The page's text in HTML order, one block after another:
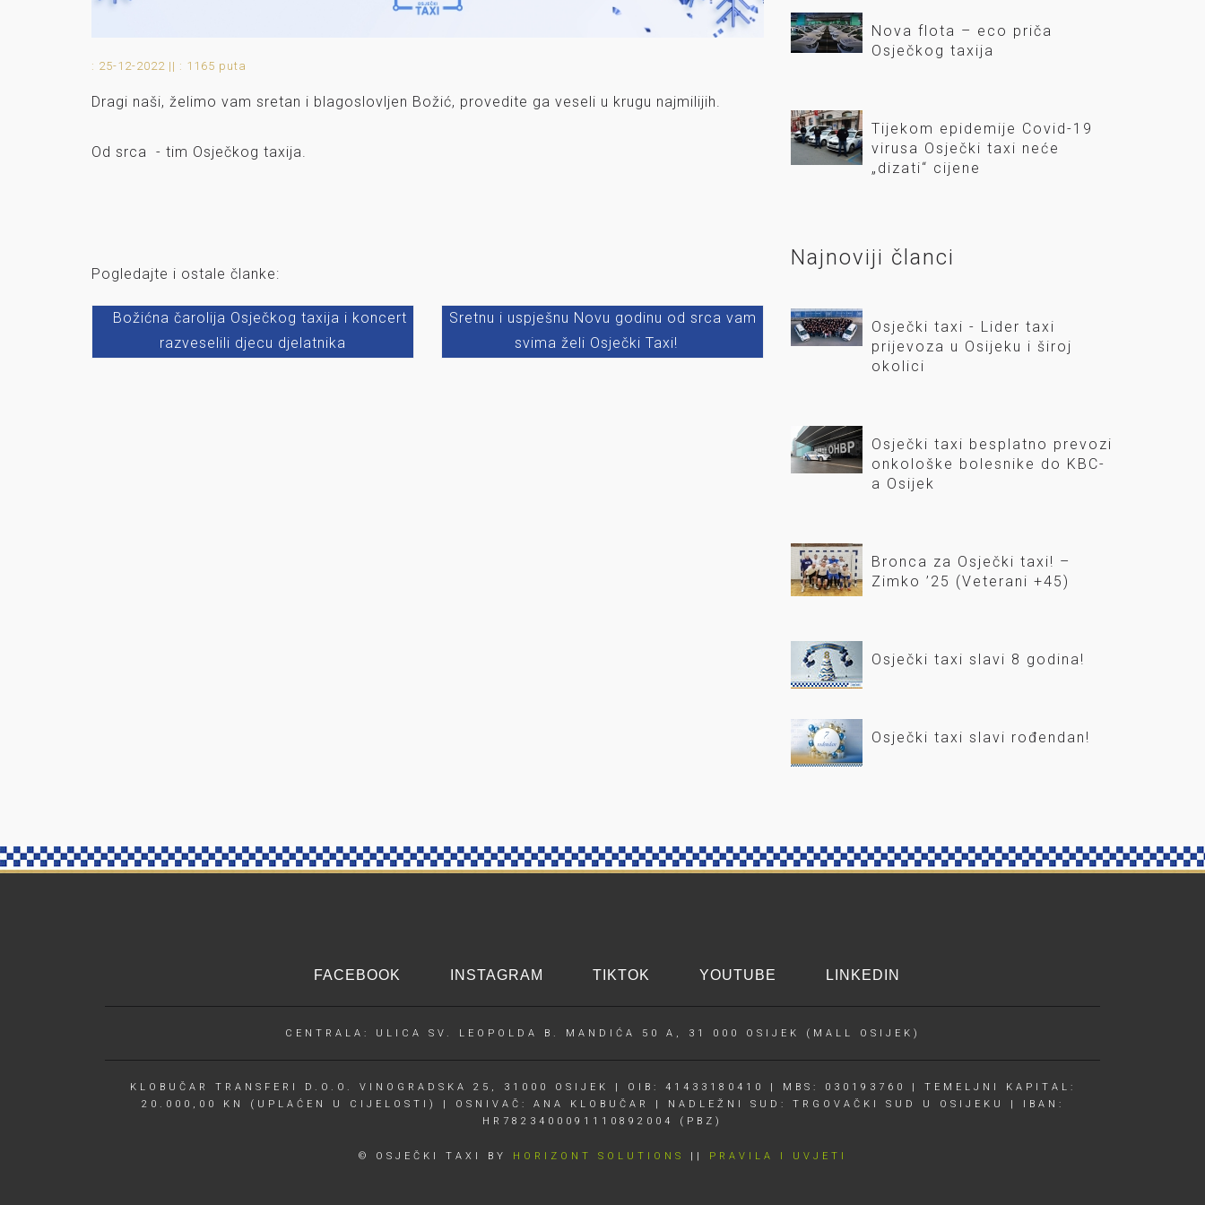
: 25-12-2022 || : 1165 puta
Dragi naši, želimo vam sretan i blagoslovljen Božić, provedite ga veseli u krugu najmilijih.
Od srca - tim Osječkog taxija.
Pogledajte i ostale članke:
Božićna čarolija Osječkog taxija i koncert
razveselili djecu djelatnika
Sretnu i uspješnu Novu godinu od srca vam
svima želi Osječki Taxi!
Nova flota – eco priča
Osječkog taxija
Tijekom epidemije Covid-19
virusa Osječki taxi neće
„dizati“ cijene
Najnoviji članci
Osječki taxi - Lider taxi
prijevoza u Osijeku i široj
okolici
Osječki taxi besplatno prevozi
onkološke bolesnike do KBC-
a Osijek
Bronca za Osječki taxi! –
Zimko ’25 (Veterani +45)
Osječki taxi slavi 8 godina!
Osječki taxi slavi rođendan!
FACEBOOK INSTAGRAM TIKTOK YOUTUBE LINKEDIN
CENTRALA: ULICA SV. LEOPOLDA B. MANDIĆA 50 A, 31 000 OSIJEK (MALL OSIJEK)
KLOBUČAR TRANSFERI D.O.O. VINOGRADSKA 25, 31000 OSIJEK | OIB: 41433180410 | MBS: 030193760 | TEMELJNI KAPITAL:
20.000,00 KN (UPLAĆEN U CIJELOSTI) | OSNIVAČ: ANA KLOBUČAR | NADLEŽNI SUD: TRGOVAČKI SUD U OSIJEKU | IBAN:
HR7823400091110892004 (PBZ)
© OSJEČKI TAXI BY HORIZONT SOLUTIONS || PRAVILA I UVJETI